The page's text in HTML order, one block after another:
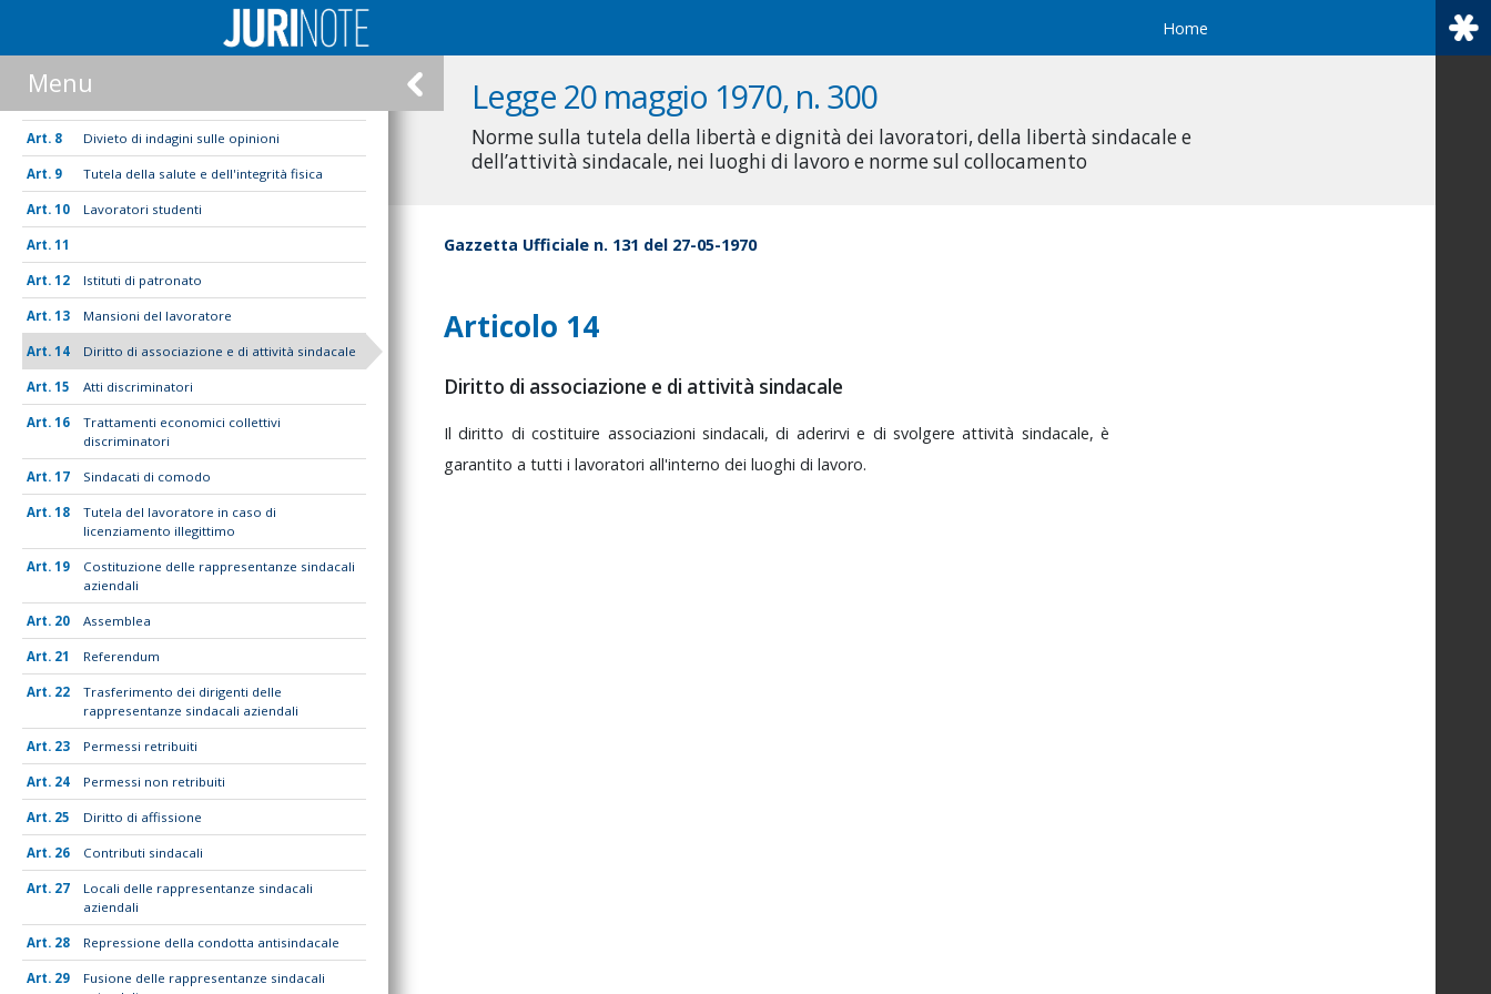
Home
Legge 20 maggio 1970, n. 300
Norme sulla tutela della libertà e dignità dei lavoratori, della libertà sindacale e
dell’attività sindacale, nei luoghi di lavoro e norme sul collocamento
Menu
8 Divieto di indagini sulle opinioni
9 Tutela della salute e dell'integrità fisica
10 Lavoratori studenti
11
12 Istituti di patronato
13 Mansioni del lavoratore
14 Diritto di associazione e di attività sindacale
15 Atti discriminatori
16
Trattamenti economici collettivi
discriminatori
17 Sindacati di comodo
18
Tutela del lavoratore in caso di
licenziamento illegittimo
19
Costituzione delle rappresentanze sindacali
aziendali
20 Assemblea
21 Referendum
22
Trasferimento dei dirigenti delle
rappresentanze sindacali aziendali
23 Permessi retribuiti
24 Permessi non retribuiti
25 Diritto di affissione
26 Contributi sindacali
27
Locali delle rappresentanze sindacali
aziendali
28 Repressione della condotta antisindacale
29
Fusione delle rappresentanze sindacali
Gazzetta Ufficiale n. 131 del 27-05-1970
Articolo 14
Diritto di associazione e di attività sindacale
Ildiritto dicostituire associazioni sindacali,di aderirvie di svolgereattività sindacale,è
garantito a tutti i lavoratori all'interno dei luoghi di lavoro.